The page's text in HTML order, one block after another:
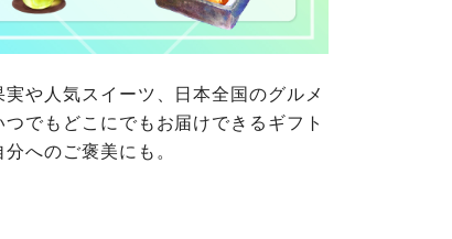
実や人気スイーツ、日本全国のグルメ
つでもどこにでもお届けできるギフト
へのご褒美にも。
おおさかパルコープ
おおさかパルコープ